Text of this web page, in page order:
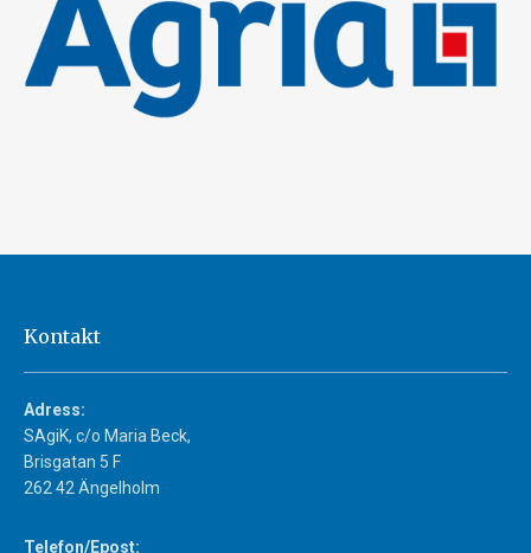
Kontakt
Adress:
SAgiK, c/o Maria Beck,
Brisgatan 5 F
262 42 Ängelholm
Telefon/Epost: